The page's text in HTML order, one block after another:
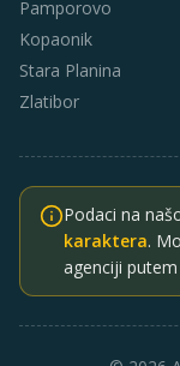
Pamporovo
Kopaonik
Stara Planina
Zlatibor
Podaci na
karaktera.
agenciji